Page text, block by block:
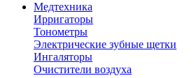
Медтехника
Ирригаторы
Тонометры
Электрические зубные щетки
Ингаляторы
Очистители воздуха